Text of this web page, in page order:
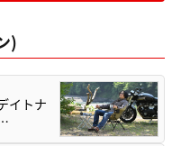
)
イトナ